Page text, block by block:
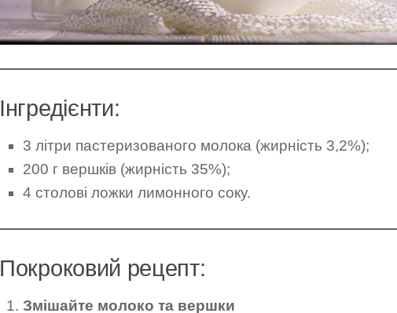
Інгредієнти:
3 літри пастеризованого молока (жирність 3,2%);
200 г вершків (жирність 35%);
4 столові ложки лимонного соку.
Покроковий рецепт:
Змішайте молоко та вершки